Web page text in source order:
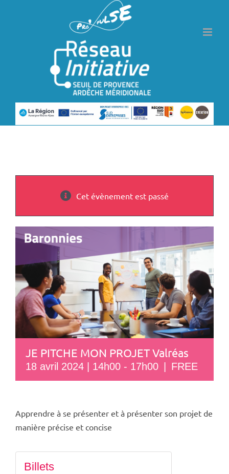
Cet évènement est passé
JE PITCHE MON PROJET Valréas
18 avril 2024 | 14h00 - 17h00 FREE
Apprendre à se présenter et à présenter son projet de
manière précise et concise
Billets